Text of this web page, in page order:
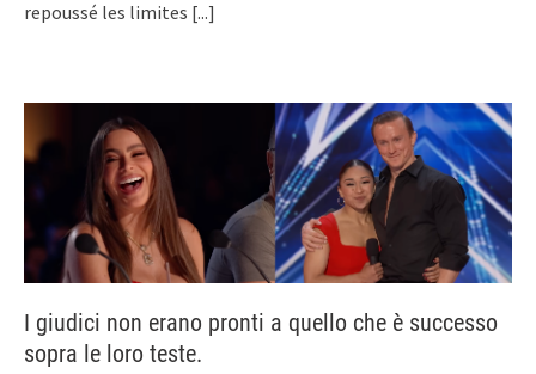
repoussé les limites [...]
I giudici non erano pronti a quello che è successo
sopra le loro teste.